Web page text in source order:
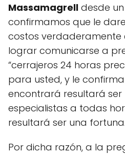
Massamagrell desde
confirmamos que le
costos verdaderamente
lograr comunicarse a
“cerrajeros 24 horas
para usted, y le
encontrará resultará ser
especialistas a todas
resultará ser una fortuna.
Por dicha razón, a la